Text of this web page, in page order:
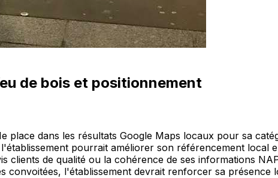
de bois et positionnement
place dans les résultats Google Maps locaux pour sa
pourrait améliorer son référencement local
clients de qualité ou la cohérence de ses informations
convoitées, l'établissement devrait renforcer sa présence